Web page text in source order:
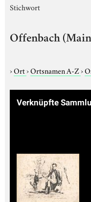
Stichwort
Offenbach
›Ort›Ortsnamen A-Z›
Verknüpfte